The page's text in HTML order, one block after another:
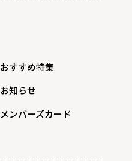
おすすめ特集
お知らせ
メンバーズカード